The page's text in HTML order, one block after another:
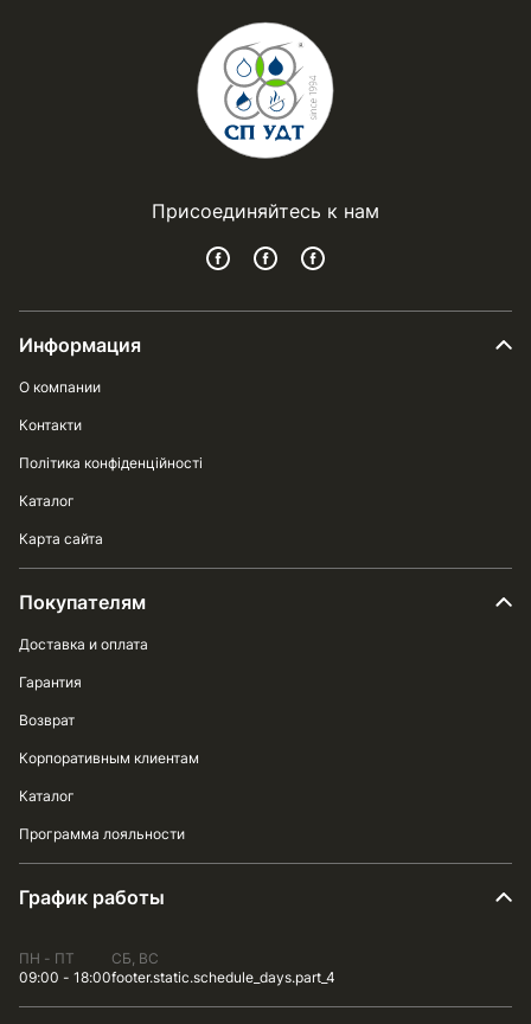
Присоединяйтесь к нам
Информация
О компании
Контакти
Політика конфіденційності
Каталог
Карта сайта
Покупателям
Доставка и оплата
Гарантия
Возврат
Корпоративным клиентам
Каталог
Программа лояльности
График работы
ПН - ПТ
09:00 - 18:00
СБ, ВС
footer.static.schedule_days.part_4